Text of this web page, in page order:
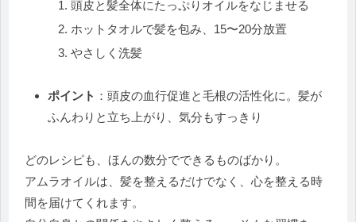
頭皮と髪全体にたっぷりオイルをなじませる
ホットタオルで髪を包み、15〜20分放置
やさしく洗髪
ポイント ：頭皮の血行促進と毛根の活性化に。髪が
ふんわりと立ち上がり、気分もすっきり
どのレシピも、ほんの数分でできるものばかり。
アムラオイルは、髪を整えるだけでなく、心を整える時
間を届けてくれます。